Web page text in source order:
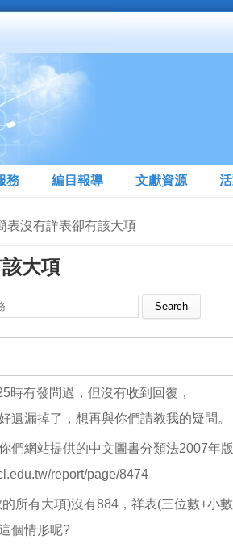
務 編目報導 文獻資源
表沒有詳表卻有該大項
大項
時有發問過，但沒有收到回覆，
遺漏掉了，想再與你們請教我的疑問。
們網站提供的中文圖書分類法2007年
report/page/8474
所有大項)沒有884，祥表(三位數+小
個情形呢?